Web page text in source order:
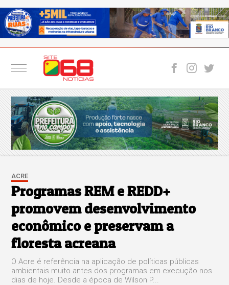
ACRE
Programas REM e REDD+
promovem desenvolvimento
econômico e preservam a
floresta acreana
O Acre é referência na aplicação de políticas públicas
ambientais muito antes dos programas em execução nos
dias de hoje. Desde a época de Wilson P...